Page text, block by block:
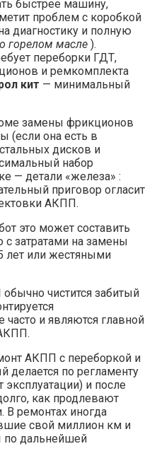
быстрее машину,
проблем с коробкой
диагностику и полную
горелом масле ).
переборки ГДТ,
и ремкомплекта
кит — минимальный
замены фрикционов
(если она есть в
дисков и
набор
— детали «железа» :
приговор огласит
АКПП.
это может составить
затратами на замены
лет или жестяными
чистится забитый
и являются главной
АКПП с переборкой и
делается по регламенту
и после
как продлевают
В ремонтах иногда
свой миллион км и
по дальнейшей